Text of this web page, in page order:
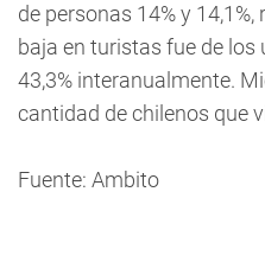
de personas 14% y
baja en turistas fue de
43,3% interanualmente.
cantidad de chilenos que
Fuente: Ambito